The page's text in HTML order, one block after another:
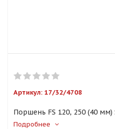
Артикул: 17/32/4708
Поршень FS 120, 250 (40 мм)
Подробнее